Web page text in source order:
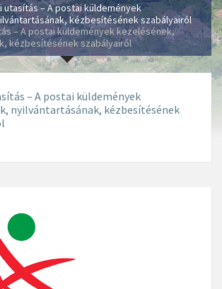
utasítás – A postai küldemények
kézbesítésének szabályairól
– A postai küldemények kezelésének,
kézbesítésének szabályairól
– A postai küldemények
nyilvántartásának, kézbesítésének